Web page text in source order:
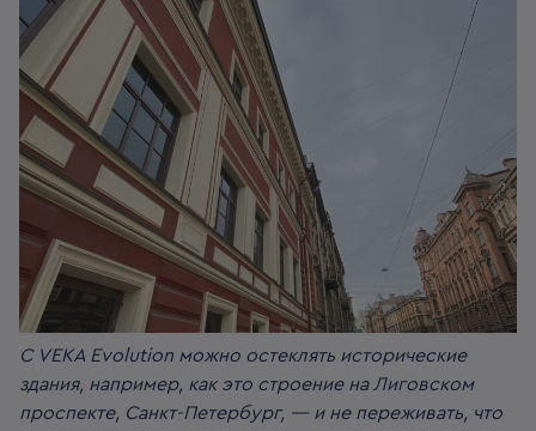
С VEKA Evolution можно остеклять исторические
здания, например, как это строение на Лиговском
проспекте, Санкт-Петербург, — и не переживать, что